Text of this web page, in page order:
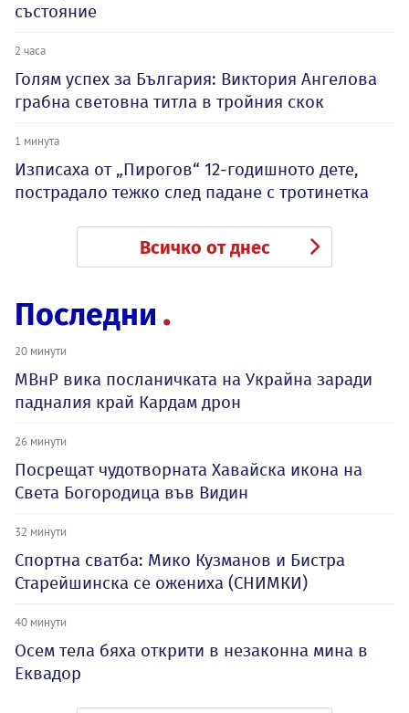
състояние
2 часа
Голям успех за България: Виктория Ангелова
грабна световна титла в тройния скок
1 минута
Изписаха от „Пирогов“ 12-годишното дете,
пострадало тежко след падане с тротинетка
Всичко от днес
Последни
20 минути
МВнР вика посланичката на Украйна заради
падналия край Кардам дрон
26 минути
Посрещат чудотворната Хавайска икона на
Света Богородица във Видин
32 минути
Спортна сватба: Мико Кузманов и Бистра
Старейшинска се ожениха (СНИМКИ)
40 минути
Осем тела бяха открити в незаконна мина в
Еквадор